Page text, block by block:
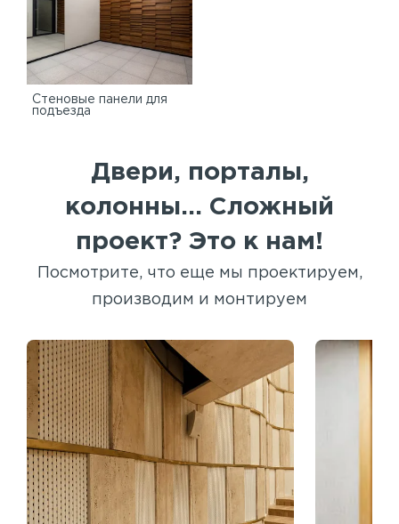
Стеновые панели для
подъезда
Двери, порталы,
колонны... Сложный
проект? Это к нам!
Посмотрите, что еще мы проектируем,
производим и монтируем